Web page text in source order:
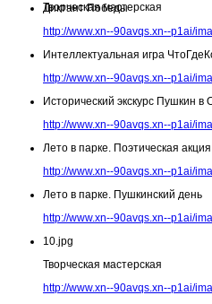
Творческая мастерская
Диктант Победы
http://www.xn--90avqs.xn--p1ai/
Интеллектуальная игра
http://www.xn--90avqs.xn--p1ai/
Исторический экскурс Пушкин в
http://www.xn--90avqs.xn--p1ai/
Лето в парке. Поэтическая акция
http://www.xn--90avqs.xn--p1ai/
Лето в парке. Пушкинский день
http://www.xn--90avqs.xn--p1ai/
10.jpg
Творческая мастерская
http://www.xn--90avqs.xn--p1ai/